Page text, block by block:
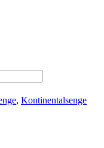
, Kontinentalsenge